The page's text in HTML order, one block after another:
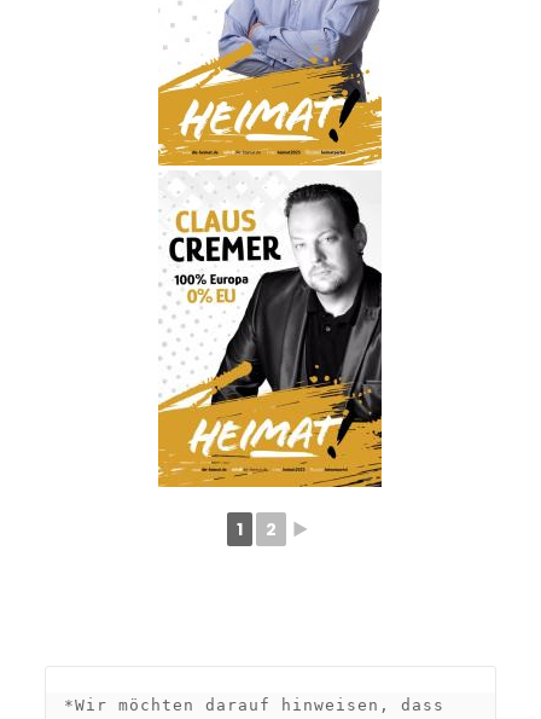
1 2 ►
*Wir möchten darauf hinweisen, dass